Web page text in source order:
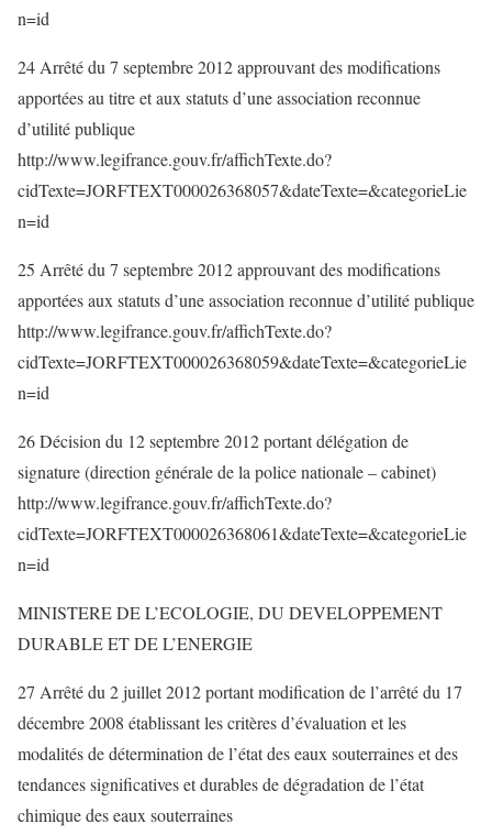
n=id
24 Arrêté du 7 septembre 2012 approuvant des modifications
apportées au titre et aux statuts d’une association reconnue
d’utilité publique
http://www.legifrance.gouv.fr/affichTexte.do?
cidTexte=JORFTEXT000026368057&dateTexte=&categorieLie
n=id
25 Arrêté du 7 septembre 2012 approuvant des modifications
apportées aux statuts d’une association reconnue d’utilité publique
http://www.legifrance.gouv.fr/affichTexte.do?
cidTexte=JORFTEXT000026368059&dateTexte=&categorieLie
n=id
26 Décision du 12 septembre 2012 portant délégation de
signature (direction générale de la police nationale – cabinet)
http://www.legifrance.gouv.fr/affichTexte.do?
cidTexte=JORFTEXT000026368061&dateTexte=&categorieLie
n=id
MINISTERE DE L’ECOLOGIE, DU DEVELOPPEMENT
DURABLE ET DE L’ENERGIE
27 Arrêté du 2 juillet 2012 portant modification de l’arrêté du 17
décembre 2008 établissant les critères d’évaluation et les
modalités de détermination de l’état des eaux souterraines et des
tendances significatives et durables de dégradation de l’état
chimique des eaux souterraines